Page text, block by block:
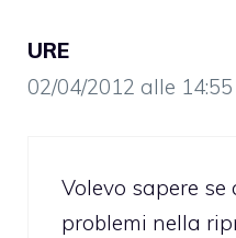
URE
02/04/2012 alle 14:55
Volevo sapere se
problemi nella